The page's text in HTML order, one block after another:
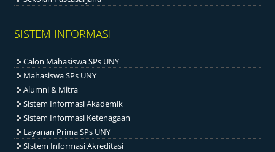
SISTEM INFORMASI
Calon Mahasiswa SPs UNY
Mahasiswa SPs UNY
Alumni & Mitra
Sistem Informasi Akademik
Sistem Informasi Ketenagaan
Layanan Prima SPs UNY
SIstem Informasi Akreditasi